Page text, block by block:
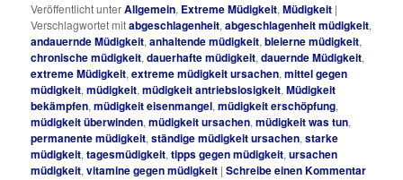
Veröffentlicht unterAllgemein, Extreme Müdigkeit,Müdigkeit |
Verschlagwortet mitabgeschlagenheit,abgeschlagenheit müdigkeit,
andauernde Müdigkeit,anhaltende müdigkeit,bleierne müdigkeit,
chronische müdigkeit,dauerhafte müdigkeit,dauernde Müdigkeit,
extreme Müdigkeit,extreme müdigkeit ursachen,mittel gegen
müdigkeit,müdigkeit,müdigkeit antriebslosigkeit,Müdigkeit
bekämpfen,müdigkeit eisenmangel,müdigkeit erschöpfung,
müdigkeit überwinden,müdigkeit ursachen,müdigkeit was tun,
permanente müdigkeit,ständige müdigkeit ursachen,starke
müdigkeit,tagesmüdigkeit,tipps gegen müdigkeit,ursachen
müdigkeit,vitamine gegen müdigkeit |Schreibe einen Kommentar